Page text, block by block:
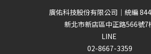
廣佑科技股份有限公司｜統編
新北市新店區中正路566號7
LINE
02-8667-3359